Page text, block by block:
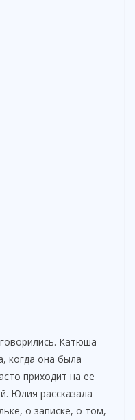
Катюша
когда она была
приходит на ее
Юлия рассказала
о записке, о том,